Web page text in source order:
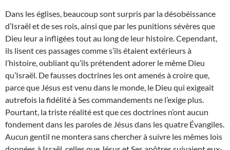
Dans les églises, beaucoup sont surpris par la désobéissance
d’Israël et de ses rois, ainsi que par les punitions sévères que
Dieu leur a infligées tout au long de leur histoire. Cependant,
ils lisent ces passages comme s’ils étaient extérieurs à
l’histoire, oubliant qu’ils prétendent adorer le même Dieu
qu’Israël. De fausses doctrines les ont amenés à croire que,
parce que Jésus est venu dans le monde, le Dieu qui exigeait
autrefois la fidélité à Ses commandements ne l’exige plus.
Pourtant, la triste réalité est que ces doctrines n’ont aucun
fondement dans les paroles de Jésus dans les quatre Évangiles.
Aucun gentil ne montera sans chercher à suivre les mêmes lois